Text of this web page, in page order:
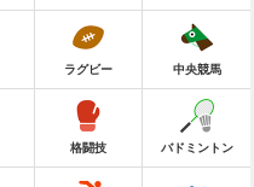
ラグビー 中央競馬
格闘技 バドミントン